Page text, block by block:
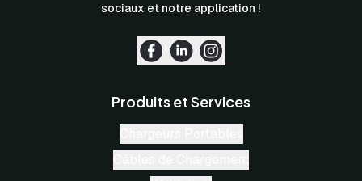
sociaux et notre application !
Produits et Services